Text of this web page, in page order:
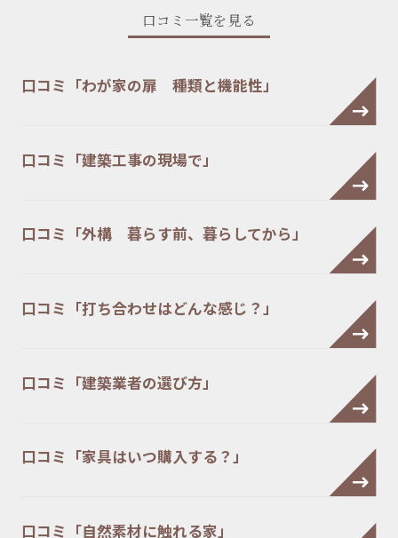
口コミ一覧を見る
口コミ「わが家の扉 種類と機能性」
口コミ「建築工事の現場で」
口コミ「外構 暮らす前、暮らしてから」
口コミ「打ち合わせはどんな感じ？」
口コミ「建築業者の選び方」
口コミ「家具はいつ購入する？」
口コミ「自然素材に触れる家」